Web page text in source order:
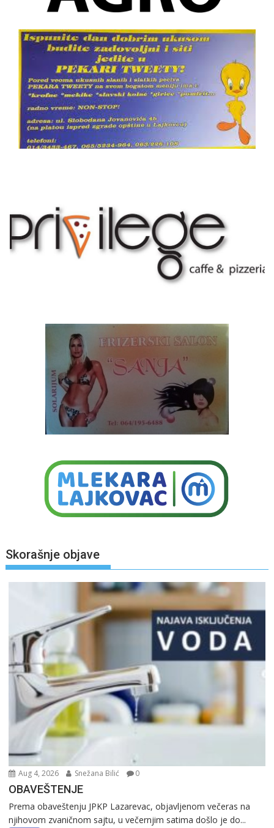
Skorašnje objave
Aug 4, 2026 Snežana Bilić 0
OBAVEŠTENJE
Prema obaveštenju JPKP Lazarevac, objavljenom večeras na
njihovom zvaničnom sajtu, u večernjim satima došlo je do...